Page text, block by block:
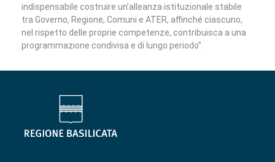
indispensabile costruire un’alleanza istituzionale stabile
tra Governo, Regione, Comuni e ATER, affinché ciascuno,
nel rispetto delle proprie competenze, contribuisca a una
programmazione condivisa e di lungo periodo”.